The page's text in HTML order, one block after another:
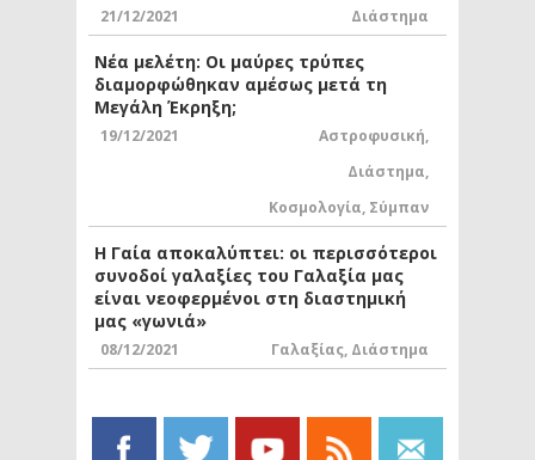
21/12/2021 Διάστημα
Νέα μελέτη: Οι μαύρες τρύπες
διαμορφώθηκαν αμέσως μετά τη
Μεγάλη Έκρηξη;
19/12/2021 Αστροφυσική,
Διάστημα,
Κοσμολογία, Σύμπαν
Η Γαία αποκαλύπτει: οι περισσότεροι
συνοδοί γαλαξίες του Γαλαξία μας
είναι νεοφερμένοι στη διαστημική
μας «γωνιά»
08/12/2021 Γαλαξίας, Διάστημα